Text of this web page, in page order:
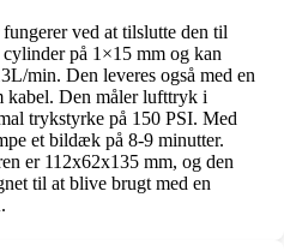
ved at tilslutte den til
på 1×15 mm og kan
min. Den leveres også med en
kabel. Den måler lufttryk i
trykstyrke på 150 PSI. Med
et bildæk på 8-9 minutter.
er 112x62x135 mm, og den
til at blive brugt med en